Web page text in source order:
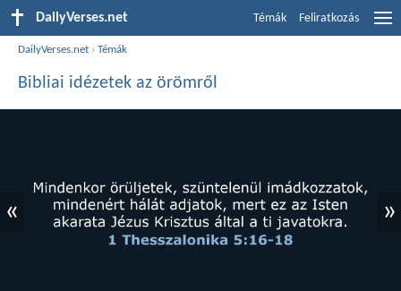
DailyVerses.net Témák Feliratkozás
DailyVerses.net ›Témák
Bibliai idézetek az örömről
« »